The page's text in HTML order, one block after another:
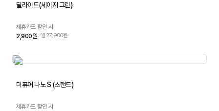
딜라이트(세이지 그린)
제휴카드 할인 시
2,900원 월27,900원
더퓨어 나노 S (스탠드)
제휴카드 할인 시